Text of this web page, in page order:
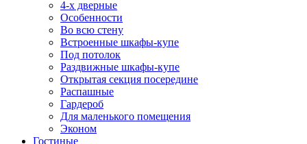
4-х дверные
Особенности
Во всю стену
Встроенные шкафы-купе
Под потолок
Раздвижные шкафы-купе
Открытая секция посередине
Распашные
Гардероб
Для маленького помещения
Эконом
Гостиные